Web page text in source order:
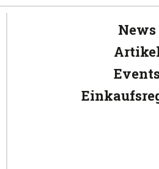
News
Events